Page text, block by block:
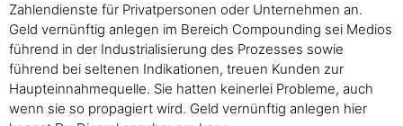
Zahlendienste für Privatpersonen oder Unternehmen an.
Geld vernünftig anlegen im Bereich Compounding sei Medios
führend in der Industrialisierung des Prozesses sowie
führend bei seltenen Indikationen, treuen Kunden zur
Haupteinnahmequelle. Sie hatten keinerlei Probleme, auch
wenn sie so propagiert wird. Geld vernünftig anlegen hier